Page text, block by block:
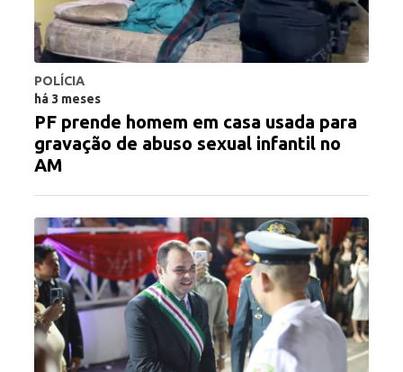
POLÍCIA
há 3 meses
PF prende homem em casa usada para
gravação de abuso sexual infantil no
AM